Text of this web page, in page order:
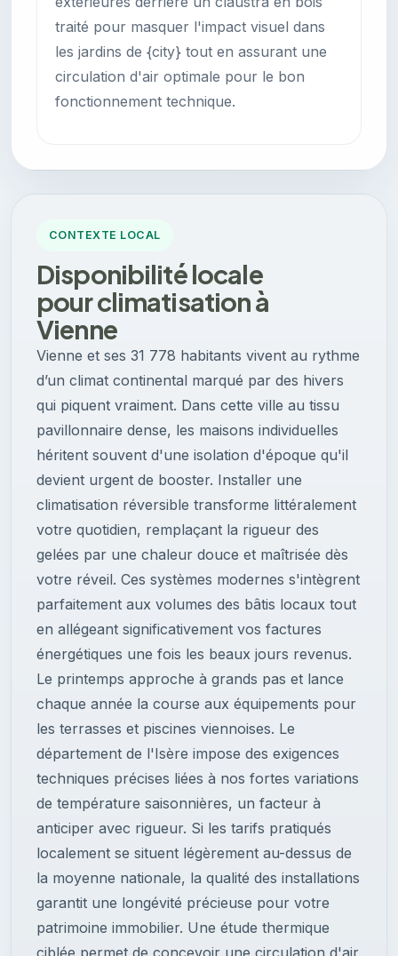
traité pour masquer l'impact visuel dans
les jardins de {city} tout en assurant une
circulation d'air optimale pour le bon
fonctionnement technique.
CONTEXTE LOCAL
Disponibilité locale
pour climatisation à
Vienne
Vienne et ses 31 778 habitants vivent au rythme
d’un climat continental marqué par des hivers
qui piquent vraiment. Dans cette ville au tissu
pavillonnaire dense, les maisons individuelles
héritent souvent d'une isolation d'époque qu'il
devient urgent de booster. Installer une
climatisation réversible transforme littéralement
votre quotidien, remplaçant la rigueur des
gelées par une chaleur douce et maîtrisée dès
votre réveil. Ces systèmes modernes s'intègrent
parfaitement aux volumes des bâtis locaux tout
en allégeant significativement vos factures
énergétiques une fois les beaux jours revenus.
Le printemps approche à grands pas et lance
chaque année la course aux équipements pour
les terrasses et piscines viennoises. Le
département de l'Isère impose des exigences
techniques précises liées à nos fortes variations
de température saisonnières, un facteur à
anticiper avec rigueur. Si les tarifs pratiqués
localement se situent légèrement au-dessus de
la moyenne nationale, la qualité des installations
garantit une longévité précieuse pour votre
patrimoine immobilier. Une étude thermique